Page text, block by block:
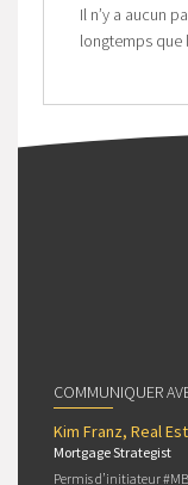
Il n’y a aucun
longtemps que
COMMUNIQUER
Kim Franz, Real
Mortgage Strategist
Permis d’initiateur